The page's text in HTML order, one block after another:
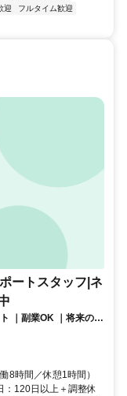
迎
フルタイム歓迎
ートスタッフ|ネ
8時間／休憩1時間）
：120日以上＋調整休